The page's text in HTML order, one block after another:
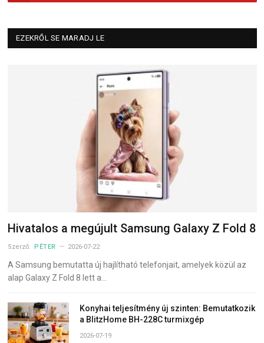
EZEKRŐL SE MARADJ LE
Hivatalos a megújult Samsung Galaxy Z Fold 8
Szerző: PÉTER 2026-07-22
A Samsung bemutatta új hajlítható telefonjait, amelyek közül az
alap Galaxy Z Fold 8 lett a…
Konyhai teljesítmény új szinten: Bemutatkozik
a BlitzHome BH-228C turmixgép
2026-07-19